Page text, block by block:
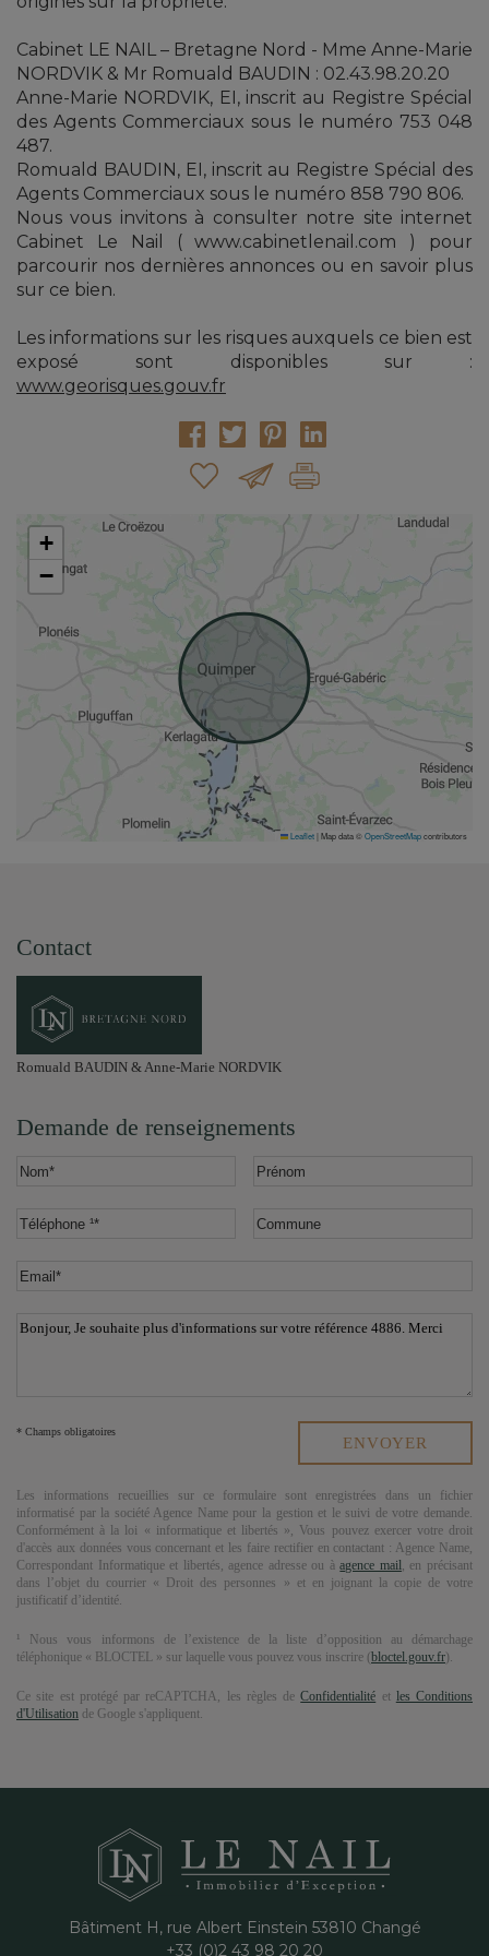
Cabinet LE NAIL – Bretagne Nord - Mme Anne-Marie
NORDVIK & Mr Romuald BAUDIN : 02.43.98.20.20
Anne-Marie NORDVIK, EI, inscrit au Registre Spécial
des Agents Commerciaux sous le numéro 753 048
487.
Romuald BAUDIN, EI, inscrit au Registre Spécial des
Agents Commerciaux sous le numéro 858 790 806.
Nous vous invitons à consulter notre site internet
Cabinet Le Nail ( www.cabinetlenail.com ) pour
parcourir nos dernières annonces ou en savoir plus
sur ce bien.
Les informations sur les risques auxquels ce bien est
exposé sont disponibles sur :
www.georisques.gouv.fr
+
−
Leaflet|Map data ©OpenStreetMapcontributors
Contact
Romuald BAUDIN & Anne-Marie NORDVIK
Demande de renseignements
* Champs obligatoires
Les informations recueillies sur ce formulaire sont enregistrées dans un fichier
informatisé par la société Agence Namepour la gestion et le suivi de votre demande.
Conformément à la loi « informatique et libertés », Vous pouvez exercer votre droit
d'accès aux données vous concernant et les faire rectifier en contactant : Agence Name,
Correspondant Informatique et libertés,agence adresseou àagence mail, en précisant
dans l’objet du courrier « Droit des personnes » et en joignant la copie de votre
justificatif d’identité.
¹ Nous vous informons de l’existence de la liste d’opposition au démarchage
téléphonique « BLOCTEL » sur laquelle vous pouvez vous inscrire (bloctel.gouv.fr).
Ce site est protégé par reCAPTCHA, les règles deConfidentialité et les Conditions
d'Utilisation de Google s'appliquent.
Bâtiment H, rue Albert Einstein 53810 Changé
+33 (0)2 43 98 20 20